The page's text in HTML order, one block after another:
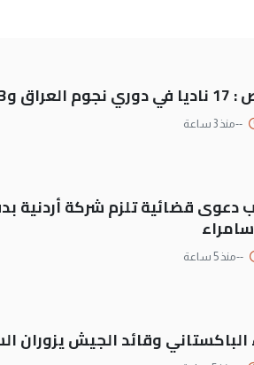
الضوابط
--منذ 3 ساعة
دعوى قضائية تلزم شركة أردنية
--منذ 5 ساعة
الباكستاني وقائد الجيش يزوران